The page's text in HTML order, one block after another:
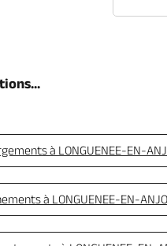
à LONGUENEE-EN-
à LONGUENEE-EN-